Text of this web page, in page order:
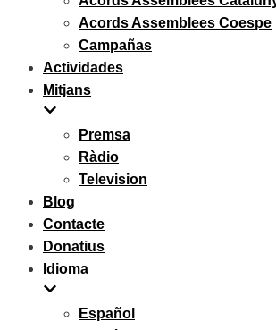
Acords Assemblees Coespe
Campañas
Actividades
Mitjans
Premsa
Ràdio
Television
Blog
Contacte
Donatius
Idioma
Español